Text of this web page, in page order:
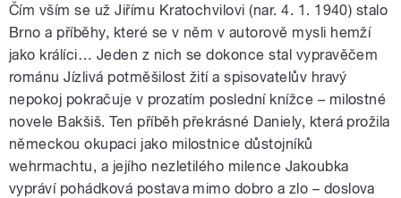
Čím vším se už Jiřímu Kratochvilovi (nar. 4. 1. 1940) stalo
Brno a příběhy, které se v něm v autorově mysli hemží
jako králíci… Jeden z nich se dokonce stal vypravěčem
románu Jízlivá potměšilost žití a spisovatelův hravý
nepokoj pokračuje v prozatím poslední knížce – milostné
novele Bakšiš. Ten příběh překrásné Daniely, která prožila
německou okupaci jako milostnice důstojníků
wehrmachtu, a jejího nezletilého milence Jakoubka
vypráví pohádková postava mimo dobro a zlo – doslova